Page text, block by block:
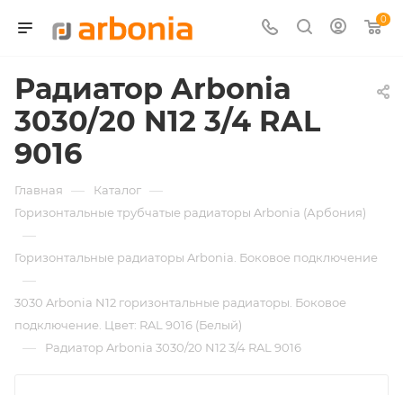
0
Радиатор Arbonia
3030/20 N12 3/4 RAL
9016
Главная — Каталог —
Горизонтальные трубчатые радиаторы Arbonia (Арбония)
—
Горизонтальные радиаторы Arbonia. Боковое подключение
—
3030 Arbonia N12 горизонтальные радиаторы. Боковое
подключение. Цвет: RAL 9016 (Белый)
— Радиатор Arbonia 3030/20 N12 3/4 RAL 9016